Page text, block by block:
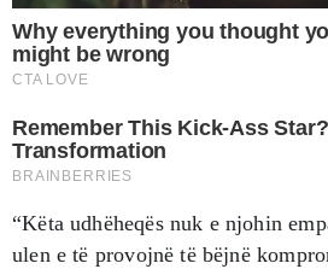
“Këta udhëheqës nuk e njohin
ulen e të provojnë të bëjnë